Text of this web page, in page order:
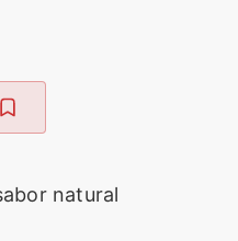
natural